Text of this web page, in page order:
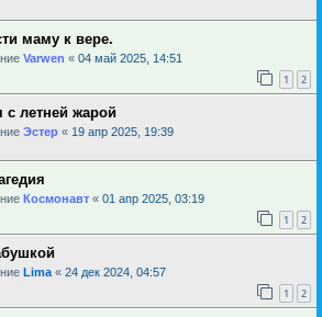
маму к вере.
Varwen « 04 май 2025, 14:51
1 2
с летней жарой
Эстер « 19 апр 2025, 19:39
Космонавт « 01 апр 2025, 03:19
1 2
Lima « 24 дек 2024, 04:57
1 2